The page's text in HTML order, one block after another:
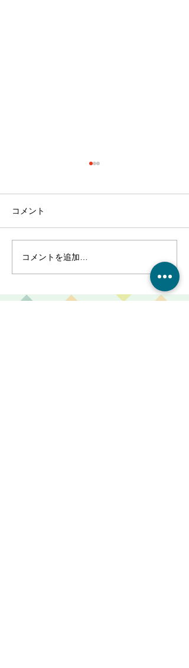
『クリスマスイベント開
催』!!～サービス付き高齢
国富～
コメント
コメントを追加…